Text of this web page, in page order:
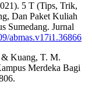
5 T (Tips, Trik,
Dan Paket Kuliah
Sumedang. Jurnal
abmas.v17i1.36866
Kuang, T. M.
Merdeka Bagi